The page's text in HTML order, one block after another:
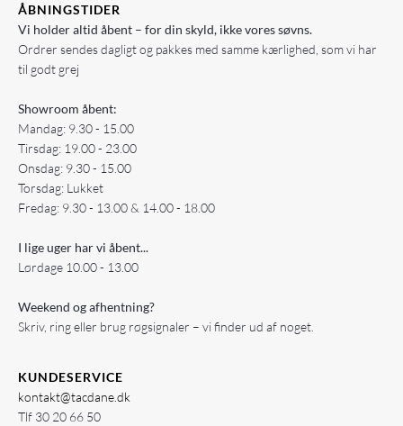
ÅBNINGSTIDER
Vi holder altid åbent – for din skyld, ikke vores søvns.
Ordrer sendes dagligt og pakkes med samme kærlighed, som vi har
til godt grej
Showroom åbent:
Mandag: 9.30 - 15.00
Tirsdag: 19.00 - 23.00
Onsdag: 9.30 - 15.00
Torsdag: Lukket
Fredag: 9.30 - 13.00 & 14.00 - 18.00
I lige uger har vi åbent...
Lørdage 10.00 - 13.00
Weekend og afhentning?
Skriv, ring eller brug røgsignaler – vi finder ud af noget.
KUNDESERVICE
kontakt@tacdane.dk
Tlf 30 20 66 50